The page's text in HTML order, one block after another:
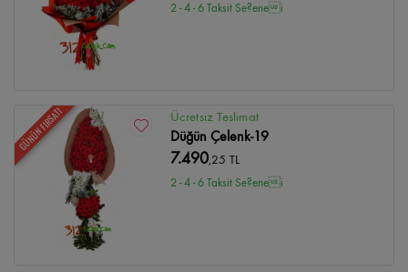
2 - 4 - 6 Taksit Se?enei
GÜNÜN FIRSATI Ücretsiz Teslimat
Düğün Çelenk-19
7.490,25 TL
2 - 4 - 6 Taksit Se?enei